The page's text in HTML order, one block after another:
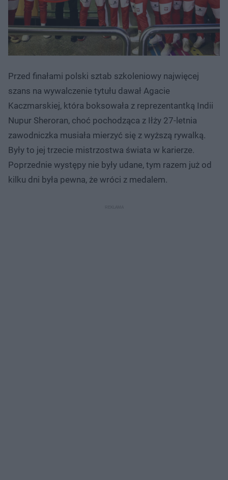
Przed finałami polski sztab szkoleniowy najwięcej
szans na wywalczenie tytułu dawał Agacie
Kaczmarskiej, która boksowała z reprezentantką Indii
Nupur Sheroran, choć pochodząca z Iłży 27-letnia
zawodniczka musiała mierzyć się z wyższą rywalką.
Były to jej trzecie mistrzostwa świata w karierze.
Poprzednie występy nie były udane, tym razem już od
kilku dni była pewna, że wróci z medalem.